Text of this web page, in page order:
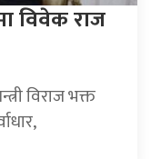
विवेक राज
विराज भक्त